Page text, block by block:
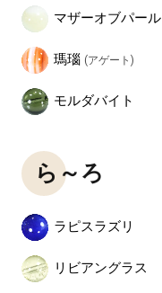
マザーオブパール
瑪瑙 (アゲート)
モルダバイト
ら～ろ
ラピスラズリ
リビアングラス